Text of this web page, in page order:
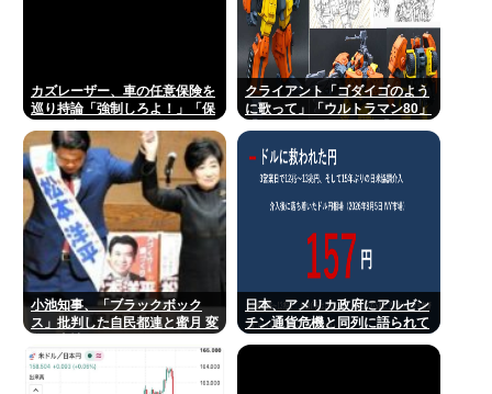
カズレーザー、車の任意保険を
巡り持論「強制しろよ！」「保
なよ」
クライアント「ゴダイゴのよう
に歌って」「ウルトラマン80」
小池知事、「ブラックボック
ス」批判した自民都連と蜜月 変
日本、アメリカ政府にアルゼン
チン通貨危機と同列に語られて